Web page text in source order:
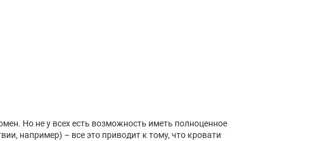
Но не у всех есть возможность иметь полноценное
например) – все это приводит к тому, что кровати